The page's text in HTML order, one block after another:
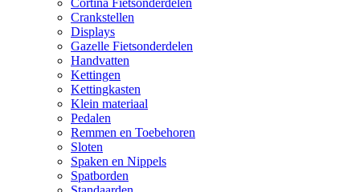
Cortina Fietsonderdelen
Crankstellen
Displays
Gazelle Fietsonderdelen
Handvatten
Kettingen
Kettingkasten
Klein materiaal
Pedalen
Remmen en Toebehoren
Sloten
Spaken en Nippels
Spatborden